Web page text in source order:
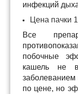
инфекций
Цена пачки
Все
побочные
кашель не
по цене, но